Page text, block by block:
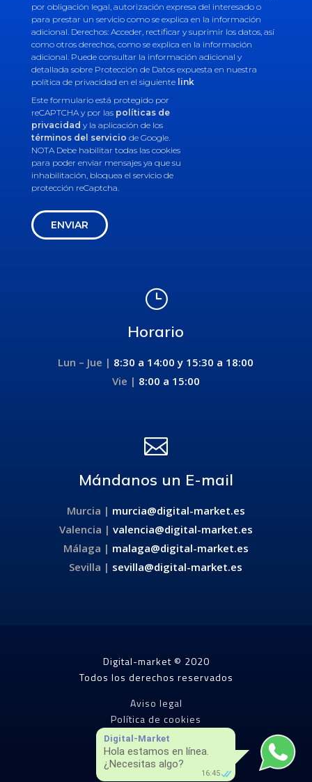
por obligación legal, autorización expresa del interesado o
para prestar un servicio como se explica en la información
adicional. Derechos: Acceder, rectificar y suprimir los datos, así
como otros derechos, como se explica en la información
adicional. Puede consultar la información adicional y
detallada sobre Protección de Datos expuesta en nuestra
política de privacidad en el siguiente link
Este formulario está protegido por
reCAPTCHA y por las políticas de
privacidad y la aplicación de los
términos del servicio de Google.
NOTA Debe habilitar todas las cookies
para poder enviar mensajes ya que su
inhabilitación, bloquea el servicio de
protección reCaptcha.
ENVIAR
}
Horario
Lun – Jue | 8:30 a 14:00 y 15:30 a 18:00
Vie | 8:00 a 15:00

Mándanos un E-mail
Murcia | murcia@digital-market.es
Valencia | valencia@digital-market.es
Málaga | malaga@digital-market.es
Sevilla | sevilla@digital-market.es
Digital-market © 2020
Todos los derechos reservados
Aviso legal
Política de cookies
Política de privacidad
Digital-Market
Hola estamos en línea.
¿Necesitas algo?
16:45